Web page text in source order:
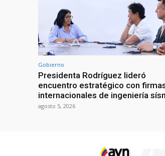
Gobierno
Presidenta Rodríguez lideró
encuentro estratégico con
internacionales de ingeniería
agosto 5, 2026